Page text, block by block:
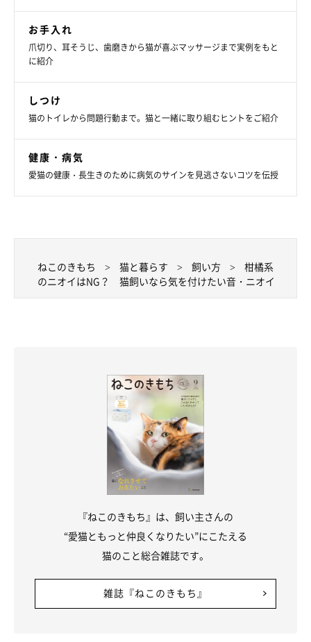
お手入れ
爪切り、耳そうじ、歯磨きから猫が喜ぶマッサージまで実例をもと
に紹介
しつけ
猫のトイレから問題行動まで。猫と一緒に取り組むヒントをご紹介
健康・病気
愛猫の健康・長生きのために病気のサインを見逃さないコツを伝授
ねこのきもち 猫と暮らす 飼い方
柑橘系
のニオイはNG？ 猫飼いなら気を付けたい音・ニオイ
『ねこのきもち』は、飼い主さんの
“愛猫ともっと仲良くなりたい”にこたえる
猫のこと総合雑誌です。
雑誌『ねこのきもち』